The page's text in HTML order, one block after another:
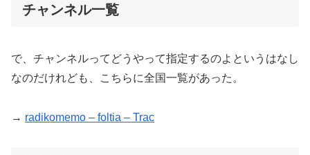
チャンネル一覧
で、チャンネルってどうやって指定するのよというはなし
なのだけれども、こちらに全国一覧があった。
→ radikomemo – foltia – Trac